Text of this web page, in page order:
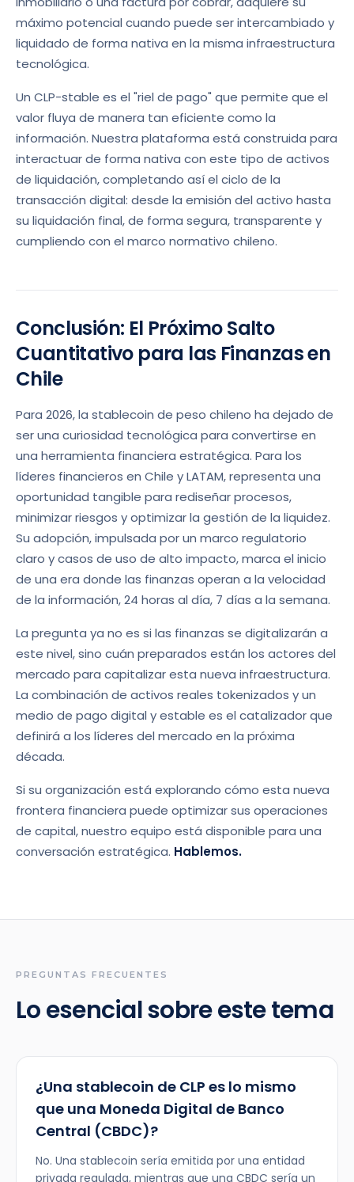
máximo potencial cuando puede ser intercambiado y
liquidado de forma nativa en la misma infraestructura
tecnológica.
Un CLP-stable es el "riel de pago" que permite que el
valor fluya de manera tan eficiente como la
información. Nuestra plataforma está construida para
interactuar de forma nativa con este tipo de activos
de liquidación, completando así el ciclo de la
transacción digital: desde la emisión del activo hasta
su liquidación final, de forma segura, transparente y
cumpliendo con el marco normativo chileno.
Conclusión: El Próximo Salto
Cuantitativo para las Finanzas en
Chile
Para 2026, la stablecoin de peso chileno ha dejado de
ser una curiosidad tecnológica para convertirse en
una herramienta financiera estratégica. Para los
líderes financieros en Chile y LATAM, representa una
oportunidad tangible para rediseñar procesos,
minimizar riesgos y optimizar la gestión de la liquidez.
Su adopción, impulsada por un marco regulatorio
claro y casos de uso de alto impacto, marca el inicio
de una era donde las finanzas operan a la velocidad
de la información, 24 horas al día, 7 días a la semana.
La pregunta ya no es si las finanzas se digitalizarán a
este nivel, sino cuán preparados están los actores del
mercado para capitalizar esta nueva infraestructura.
La combinación de activos reales tokenizados y un
medio de pago digital y estable es el catalizador que
definirá a los líderes del mercado en la próxima
década.
Si su organización está explorando cómo esta nueva
frontera financiera puede optimizar sus operaciones
de capital, nuestro equipo está disponible para una
conversación estratégica. Hablemos.
PREGUNTAS FRECUENTES
Lo esencial sobre este tema
¿Una stablecoin de CLP es lo mismo
que una Moneda Digital de Banco
Central (CBDC)?
No. Una stablecoin sería emitida por una entidad
privada regulada, mientras que una CBDC sería un